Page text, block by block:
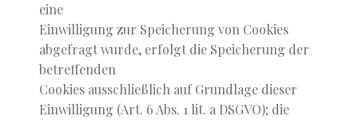
eine
Einwilligung zur Speicherung von Cookies
abgefragt wurde, erfolgt die Speicherung der
betreffenden
Cookies ausschließlich auf Grundlage dieser
Einwilligung (Art. 6 Abs. 1 lit. a DSGVO); die